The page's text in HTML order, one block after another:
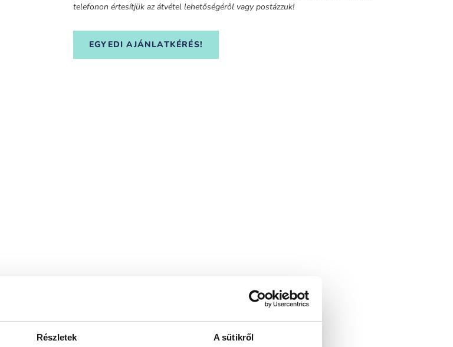
Részletek A sütikről
telefonon értesítjük az átvétel lehetőségéről vagy postázzuk!
EGYEDI AJÁNLATKÉRÉS!